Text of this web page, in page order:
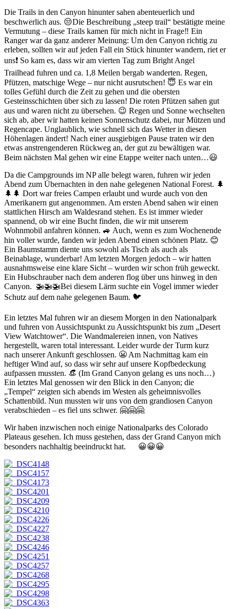
Die Trails in den Canyon hinunter sahen abenteuerlich und
beschwerlich aus. 😒Die Beschreibung „steep trail“ bestätigte meine
Vermutung – diese Trails kamen für mich nicht in Frage‼️ Ein
Ranger war da ganz anderer Meinung: Um den Canyon richtig zu
erleben, sollten wir auf jeden Fall ein Stück hinunter wandern, riet er
uns❗️ So kam es, dass wir am vierten Tag zum Bright Angel
Trailhead fuhren und ca. 1,8 Meilen bergab wanderten. Regen,
Pfützen, matschige Wege – nur nicht ausrutschen! 😇 Es war ein
tolles Gefühl durch die Zeit zu gehen und die obersten
Gesteinsschichten über sich zu lassen! Die roten Pfützen sahen gut
aus und waren nicht zu übersehen. 😉 Regen und Sonne wechselten
sich ab, aber wir hatten keinen Sonnenschutz dabei, nur Mützen und
Regencape. Unglaublich, wie schnell sich das Wetter in diesen
Höhenlagen ändert! Nach einer ausgiebigen Pause traten wir den
etwas anstrengenderen Rückweg an, der gut zu bewältigen war.
Beim nächsten Mal gehen wir eine Etappe weiter nach unten…😃
Da die Campgrounds im NP alle belegt waren, fuhren wir jeden
Abend zum Übernachten in den nahe gelegenen National Forest. 🌲
🌲🌲 Dort war freies Campen erlaubt und wurde auch von den
Amerikanern gut angenommen. Am ersten Abend sahen wir einen
stattlichen Hirsch am Waldesrand stehen. Es ist immer wieder
spannend, ob wir eine Bucht finden, die wir mit unserem
Wohnmobil anfahren können. 🚙 Auch, wenn es zum Wochenende
hin voller wurde, fanden wir jeden Abend einen schönen Platz. 😊
Ein Baumstamm diente uns sowohl als Tisch als auch als
Beinablage, wunderbar! Am letzten Morgen jedoch – wir hatten
ausnahmsweise eine klare Sicht – wurden wir schon früh geweckt.
Ein Hubschrauber nach dem anderen flog über uns hinweg in den
Canyon. 🚁🚁🚁Bei diesem Lärm suchte ein Vogel immer wieder
Schutz auf dem nahe gelegenen Baum. 🐦
Ein letztes Mal fuhren wir an diesem Morgen in den Nationalpark
und fuhren von Aussichtspunkt zu Aussichtspunkt bis zum „Desert
View Watchtower“. Die Wandmalereien innen, von Natives
hergestellt, waren total interessant. Leider wurde der Turm kurz
nach unserer Ankunft geschlossen. 😬 Am Nachmittag kam ein
heftiger Wind auf, so dass wir sehr auf unsere Kopfbedeckung
aufpassen mussten. 👒 (Im Grand Canyon gelang es uns noch…)
Ein letztes Mal genossen wir den Blick in den Canyon; die
„Tempel“ zeigten sich abends im Westen als geheimnisvolles
Schattenbild. Nun mussten wir uns von dem grandiosen Canyon
verabschieden – es fiel uns schwer. 🤗🤗🤗
Wir haben inzwischen noch einige Nationalparks des Colorado
Plateaus gesehen. Ich muss gestehen, dass der Grand Canyon mich
besonders nachhaltig beeindruckt hat. 😀😀😀